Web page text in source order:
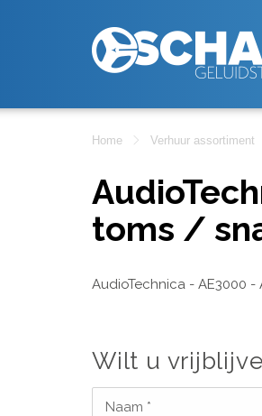
Home Verhuur assortiment
toms /
AudioTechnica - AE3000
Wilt u
Naam *